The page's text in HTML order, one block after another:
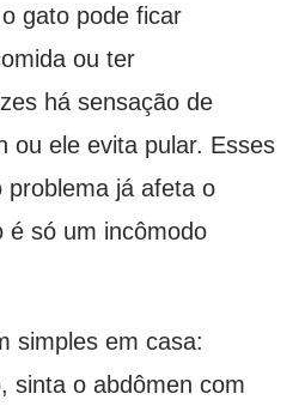
gato pode ficar
ou ter
há sensação de
ou ele evita pular. Esses
problema já afeta o
só um incômodo
simples em casa:
sinta o abdômen com